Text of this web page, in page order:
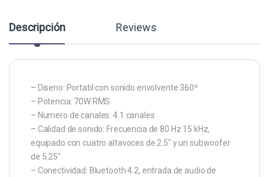
Descripción Reviews
– Diseno: Portatil con sonido envolvente 360º
– Potencia: 70W RMS
– Numero de canales: 4.1 canales
– Calidad de sonido: Frecuencia de 80 Hz 15 kHz,
equipado con cuatro altavoces de 2.5″ y un subwoofer
de 5.25″
– Conectividad: Bluetooth 4.2, entrada de audio de